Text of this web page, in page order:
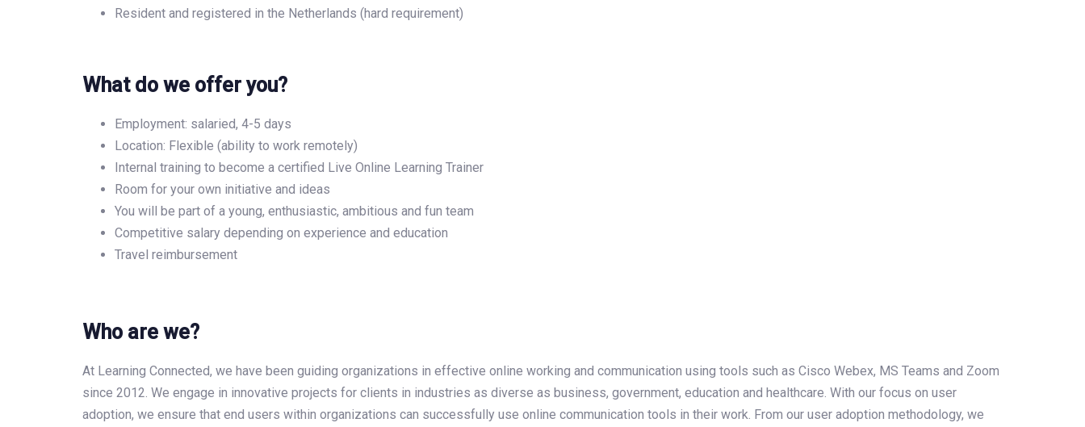
Resident and registered in the Netherlands (hard requirement)
What do we offer you?
Employment: salaried, 4-5 days
Location: Flexible (ability to work remotely)
Internal training to become a certified Live Online Learning Trainer
Room for your own initiative and ideas
You will be part of a young, enthusiastic, ambitious and fun team
Competitive salary depending on experience and education
Travel reimbursement
Who are we?
At Learning Connected, we have been guiding organizations in effective online working and communication using tools such as Cisco Webex, MS Teams and Zoom
since 2012. We engage in innovative projects for clients in industries as diverse as business, government, education and healthcare. With our focus on user
adoption, we ensure that end users within organizations can successfully use online communication tools in their work. From our user adoption methodology, we